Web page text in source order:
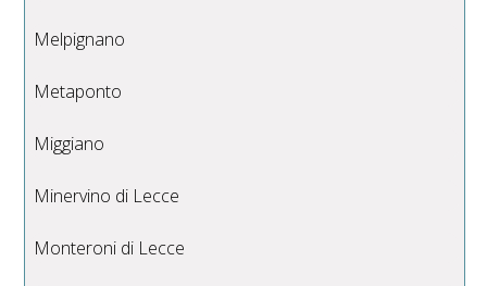
Melpignano
Metaponto
Miggiano
Minervino di Lecce
Monteroni di Lecce